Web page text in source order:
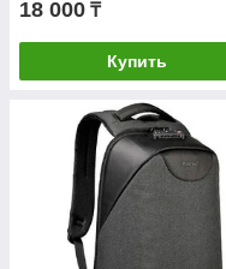
18 000 ₸
Купить